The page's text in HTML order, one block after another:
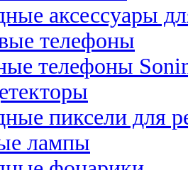
аксессуары
телефоны
телефоны
пиксели для
лампы